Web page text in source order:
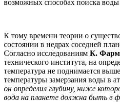
возможных способах поиска
К тому времени теории о
состоянии в недрах соседней
Согласно исследованиям К.
технического института, на
температура не поднимается
температуры замерзания воды в
он определил глубину, ниже
вода на планете должна быть в